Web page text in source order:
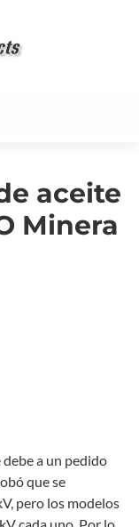
aceite
Minera
a un pedido
que se
pero los modelos